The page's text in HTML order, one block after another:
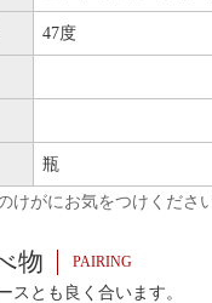
47度
瓶
けがにお気をつけください
物 PAIRING
スとも良く合います。